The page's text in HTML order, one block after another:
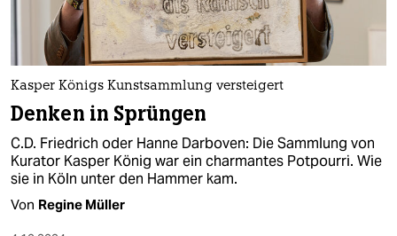
kultur
sport
berlin
wahrheit
verlag
Kasper Königs Kunstsammlung versteigert
Denken in Sprüngen
C.D. Friedrich oder Hanne Darboven: Die Sammlung von
Kurator Kasper König war ein charmantes Potpourri. Wie
sie in Köln unter den Hammer kam.
Von Regine Müller